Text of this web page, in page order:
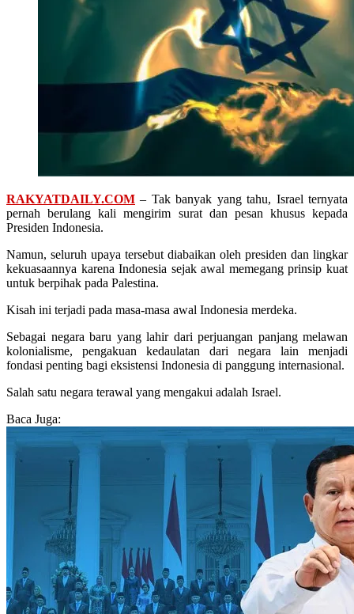
RAKYATDAILY.COM – Tak banyak yang tahu, Israel ternyata
pernah berulang kali mengirim surat dan pesan khusus kepada
Presiden Indonesia.
Namun, seluruh upaya tersebut diabaikan oleh presiden dan lingkar
kekuasaannya karena Indonesia sejak awal memegang prinsip kuat
untuk berpihak pada Palestina.
Kisah ini terjadi pada masa-masa awal Indonesia merdeka.
Sebagai negara baru yang lahir dari perjuangan panjang melawan
kolonialisme, pengakuan kedaulatan dari negara lain menjadi
fondasi penting bagi eksistensi Indonesia di panggung internasional.
Salah satu negara terawal yang mengakui adalah Israel.
Baca Juga: